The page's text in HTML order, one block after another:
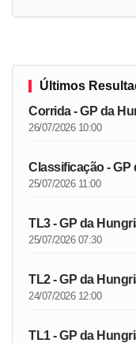
Últimos
Corrida - GP da
26/07/2026 10:00
Classificação - GP
25/07/2026 11:00
TL3 - GP da
25/07/2026 07:30
TL2 - GP da
24/07/2026 12:00
TL1 - GP da